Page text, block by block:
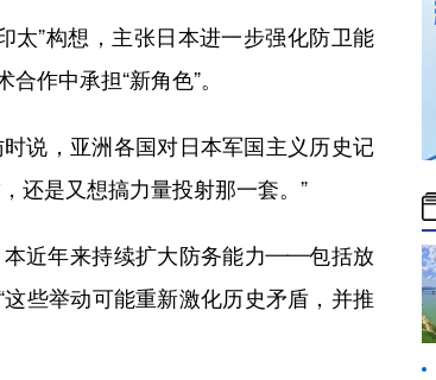
”构想，主张日本进一步强化防卫能
作中承担“新角色”。
说，亚洲各国对日本军国主义历史记
还是又想搞力量投射那一套。”
近年来持续扩大防务能力——包括放
些举动可能重新激化历史矛盾，并推